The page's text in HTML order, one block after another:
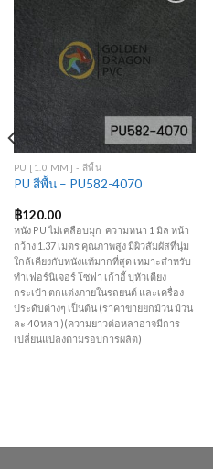
Wishlist
PU [1.0 MM] - สีพื้น
PU สีพื้น – PU582-4070
฿120.00
หนัง PU ไม่เคลือบมุก ความหนา 1 มิล หน้า
กว้าง 1.37 เมตร คุณภาพสูง มีผิวสัมผัสที่นุ่ม
ใกล้เคียงกับหนังแท้มากที่สุด เหมาะสำหรับ
ทำเฟอร์นิเจอร์ โซฟา เก้าอี้ บุหัวเตียง
กระเป๋า ตกแต่งภายในรถยนต์ และเครื่อง
ประดับต่างๆ เป็นต้น (ราคาขายยกม้วน ม้วน
ละ 40 หลา )(ความยาวต่อหลาอาจมีการ
เปลี่ยนแปลงตามรอบการผลิต)